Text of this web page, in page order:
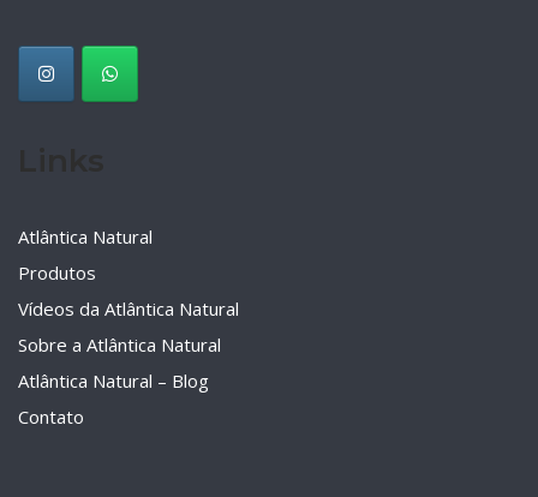
Atlântica Natural
Produtos
Vídeos da Atlântica Natural
Sobre a Atlântica Natural
Atlântica Natural – Blog
Contato